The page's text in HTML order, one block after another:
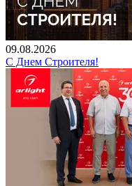
09.08.2026
С Днем Строителя!